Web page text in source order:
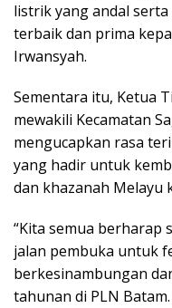
listrik yang andal
terbaik dan prima
Irwansyah.
Sementara itu, Ketua
mewakili Kecamatan
mengucapkan rasa
yang hadir untuk
dan khazanah Melayu
“Kita semua berharap
jalan pembuka untuk
berkesinambungan
tahunan di PLN